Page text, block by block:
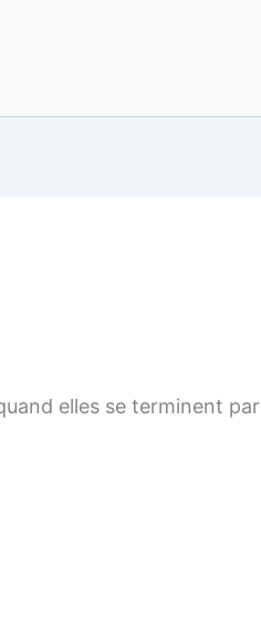
elles se terminent par